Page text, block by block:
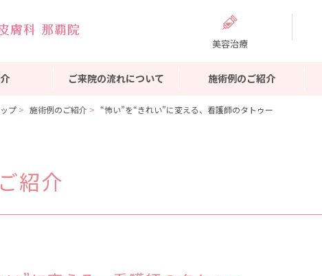
美容治療
ご来院の流れについて 施術例のご紹介
プ 施術例のご紹介 “怖い”を“きれい”に変える、看護師のタトゥー
紹介